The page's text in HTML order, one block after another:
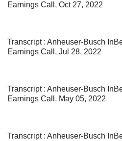
Earnings Call, Oct 27, 2022
Transcript : Anheuser-Busch
Earnings Call, Jul 28, 2022
Transcript : Anheuser-Busch
Earnings Call, May 05, 2022
Transcript : Anheuser-Busch